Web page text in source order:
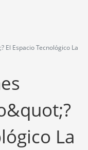
El Espacio Tecnológico La
La